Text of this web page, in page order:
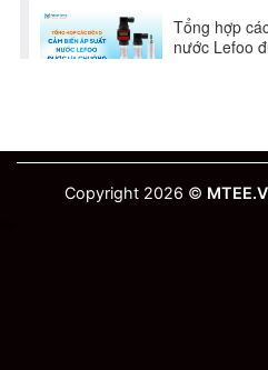
Copyright 2026 ©